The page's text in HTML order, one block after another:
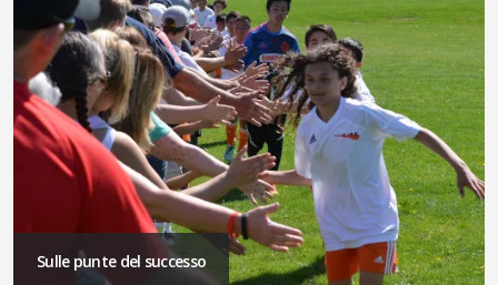
Sulle punte del successo